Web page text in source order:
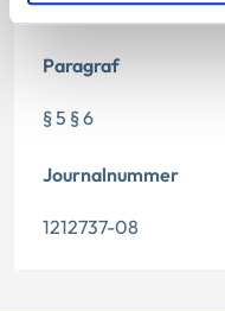
10.07.2013
Paragraf
§ 5 § 6
Journalnummer
1212737-08